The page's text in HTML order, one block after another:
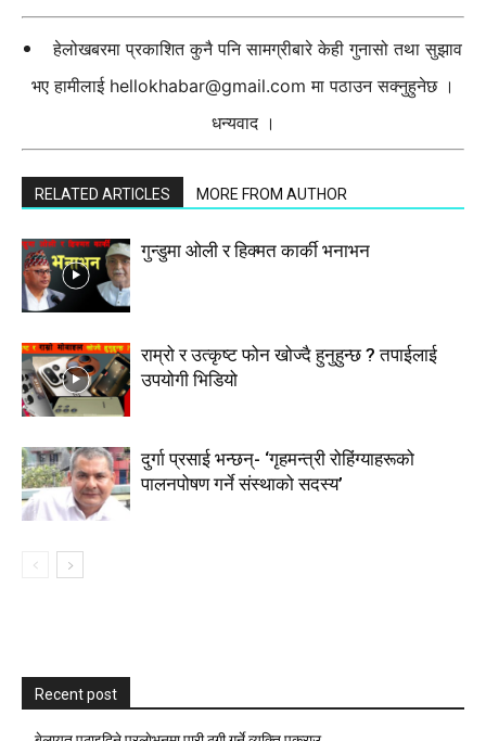
हेलोखबरमा प्रकाशित कुनै पनि सामग्रीबारे केही गुनासो तथा सुझाव
भए हामीलाई hellokhabar@gmail.com मा पठाउन सक्नुहुनेछ ।
धन्यवाद ।
RELATED ARTICLES MORE FROM AUTHOR
गुन्डुमा ओली र हिक्मत कार्की भनाभन
राम्रो र उत्कृष्ट फोन खोज्दै हुनुहुन्छ ? तपाईलाई
उपयोगी भिडियो
दुर्गा प्रसाई भन्छन्- ‘गृहमन्त्री रोहिंग्याहरूको
पालनपोषण गर्ने संस्थाको सदस्य’
Recent post